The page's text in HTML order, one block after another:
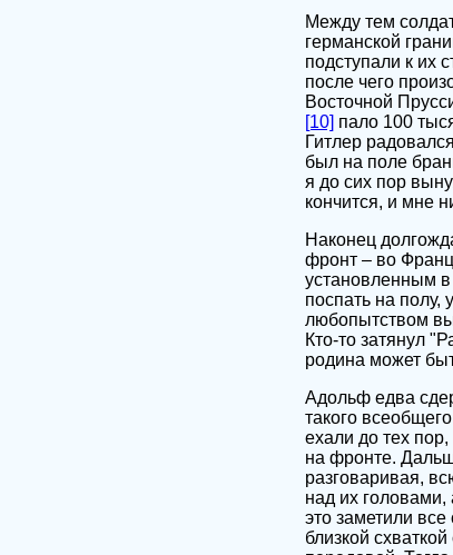
Между тем
германской
подступали к их
после чего
Восточной
[10] пало 100
Гитлер
был на поле
я до сих пор
кончится, и мне
Наконец
фронт – во
установленным
поспать на
любопытством
Кто-то затянул
родина может
Адольф едва
такого
ехали до тех
на фронте.
разговаривая,
над их головами,
это заметили
близкой